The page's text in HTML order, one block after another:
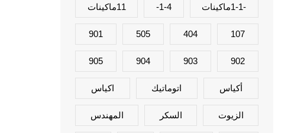
-1-1ماكينات 1-4- 11ماكينات
107
404
505
901
902
903
904
905
أكياس اتوماتيك اكياس
الزيوت السكر المهندس